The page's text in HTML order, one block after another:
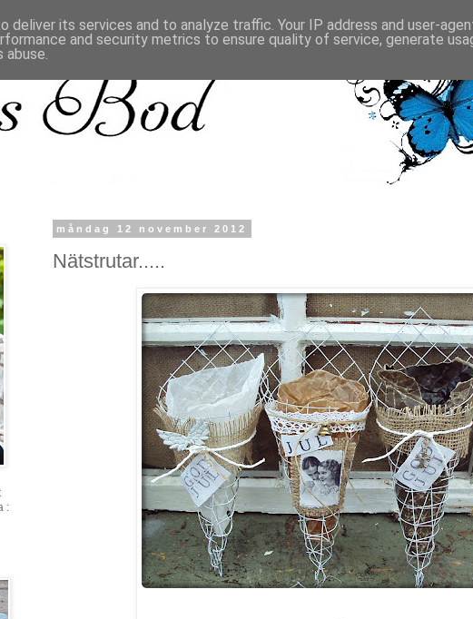
måndag 12 november 2012
Nätstrutar.....
:
deliver its services and to analyze traffic. Your IP address and user-
and security metrics to ensure quality of service, generate